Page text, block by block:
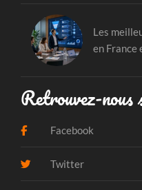
Les
en France
Retrouvez-nous
Facebook
Twitter